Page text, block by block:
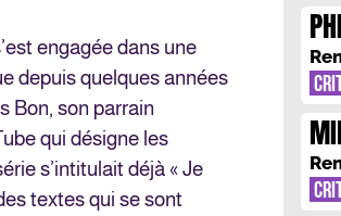
engagée dans une
depuis quelques années
Bon, son parrain
qui désigne les
s’intitulait déjà « Je
textes qui se sont